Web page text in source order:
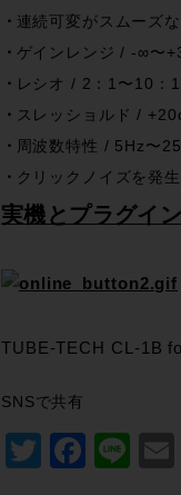
連続可変がスムーズ
ゲインレンジ / -∞〜
レシオ / 2：1〜10：1
スレッショルド /
周波数特性 / 5Hz〜
クリックノイズを発
実機とプラグイ
TUBE-TECH CL-1B
SNSで共有
Twitter